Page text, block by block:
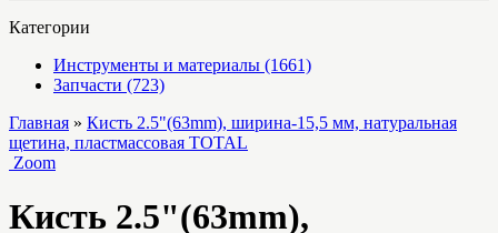
Категории
Инструменты и материалы (1661)
Запчасти (723)
Главная » Кисть 2.5"(63mm), ширина-15,5 мм, натуральная
щетина, пластмассовая TOTAL
Zoom
Кисть 2.5"(63mm),